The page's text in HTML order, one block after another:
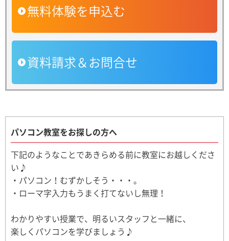
無料体験を申込む
資料請求＆お問合せ
パソコン教室をお探しの方へ
下記のようなことであきらめる前に教室にお越しくださ
い♪
・パソコン！むずかしそう・・・。
・ローマ字入力もうまく打てないし無理！
わかりやすい授業で、明るいスタッフと一緒に、
楽しくパソコンを学びましょう♪